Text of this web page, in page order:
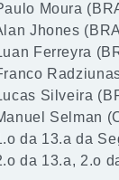
Moura
Jhones
Ferreyra
Silveira
Selman
da 13.a da
da 13.a, 2.o